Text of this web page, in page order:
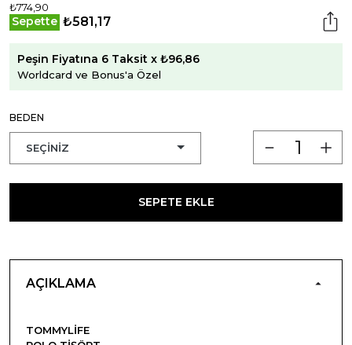
₺774,90
Sepette ₺581,17
Peşin Fiyatına 6 Taksit x ₺96,86
Worldcard ve Bonus'a Özel
BEDEN
SEPETE EKLE
AÇIKLAMA
TOMMYLIFE